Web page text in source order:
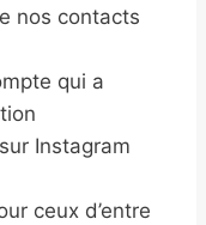
nos contacts
qui a
Instagram
ceux d’entre